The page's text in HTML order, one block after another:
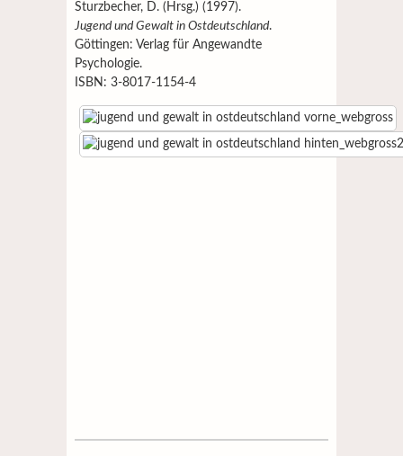
Sturzbecher, D. (Hrsg.) (1997).
Jugend und Gewalt in Ostdeutschland.
Göttingen: Verlag für Angewandte
Psychologie.
ISBN: 3-8017-1154-4